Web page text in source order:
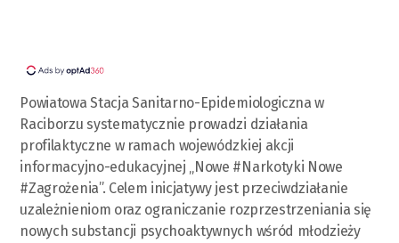
Powiatowa Stacja Sanitarno-Epidemiologiczna w
Raciborzu systematycznie prowadzi działania
profilaktyczne w ramach wojewódzkiej akcji
informacyjno-edukacyjnej „Nowe #Narkotyki Nowe
#Zagrożenia”. Celem inicjatywy jest przeciwdziałanie
uzależnieniom oraz ograniczanie rozprzestrzeniania się
nowych substancji psychoaktywnych wśród młodzieży